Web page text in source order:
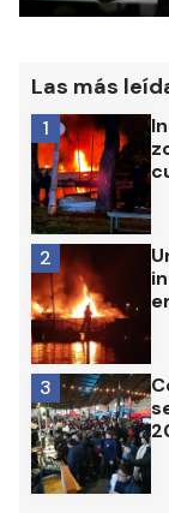
Las más
1
2
3